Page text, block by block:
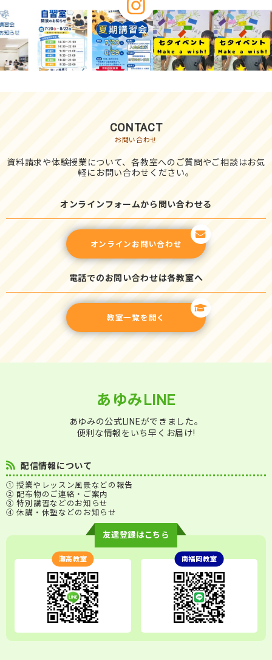
CONTACT
お問い合わせ
資料請求や体験授業について、各教室へのご質問やご相談はお気
軽にお問い合わせください。
オンラインフォームから問い合わせる
オンラインお問い合わせ
電話でのお問い合わせは各教室へ
教室一覧を開く
あゆみLINE
あゆみの公式LINEができました。
便利な情報をいち早くお届け!
配信情報について
① 授業やレッスン風景などの報告
② 配布物のご連絡・ご案内
③ 特別講習などのお知らせ
④ 休講・休塾などのお知らせ
友達登録はこちら
瀬高教室 南福岡教室